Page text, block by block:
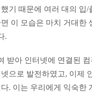
기 때문에 여러 대의 입
이 모습은 마치 거대한
.
받아 인터넷에 연결된
으로 발전하였고, 이제
. 이는 우리에게 익숙한